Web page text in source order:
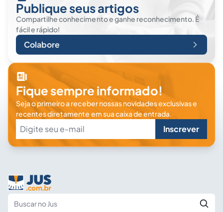
Publique seus artigos
Compartilhe conhecimento e ganhe reconhecimento. É
fácil e rápido!
Colabore
Fique sempre informado!
Seja o primeiro a receber nossas novidades exclusivas e
recentes diretamente em sua caixa de entrada.
Inscrever